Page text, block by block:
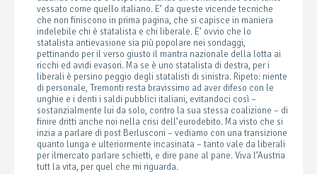
vessato come quello italiano. E’ da queste vicende tecniche
che non finiscono in prima pagina, che si capisce in maniera
indelebile chi è statalista e chi liberale. E’ ovvio che lo
statalista antievasione sia più popolare nei sondaggi,
pettinando per il verso giusto il mantra nazionale della lotta ai
ricchi ed avidi evasori. Ma se è uno statalista di destra, per i
liberali è persino peggio degli statalisti di sinistra. Ripeto: niente
di personale, Tremonti resta bravissimo ad aver difeso con le
unghie e i denti i saldi pubblici italiani, evitandoci così –
sostanzialmente lui da solo, contro la sua stessa coalizione – di
finire dritti anche noi nella crisi dell’eurodebito. Ma visto che si
inzia a parlare di post Berlusconi – vediamo con una transizione
quanto lunga e ulteriormente incasinata – tanto vale da liberali
per ilmercato parlare schietti, e dire pane al pane. Viva l’Austria
tutt la vita, per quel che mi riguarda.